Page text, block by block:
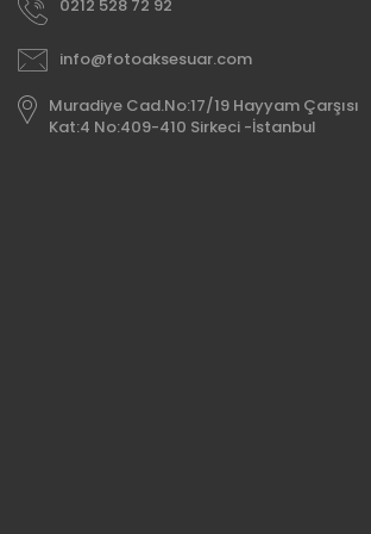
0212 528 72 92
info@fotoaksesuar.com
Muradiye Cad.No:17/19 Hayyam Çarşısı
Kat:4 No:409-410 Sirkeci -İstanbul